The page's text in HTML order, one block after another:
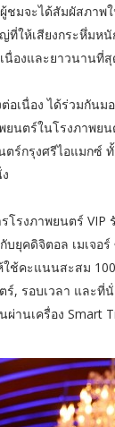
มจะได้สัมผัสภาพ
ให้เสียงกระหึ่มห
นื่องและยาวนานที่สุ
เนื่อง ได้ร่วมกัน
นตร์ในโรงภาพย
ร์กรุงศรีไอแมกซ์
โรงภาพยนตร์
ยุคดิจิตอล เมเจ
ใช้คะแนนสะสม
รอบเวลา และที่นั่
านเครื่อง Smart